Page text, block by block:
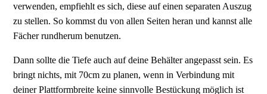
verwenden, empfiehlt es sich, diese auf einen separaten Auszug
zu stellen. So kommst du von allen Seiten heran und kannst alle
Fächer rundherum benutzen.
Dann sollte die Tiefe auch auf deine Behälter angepasst sein. Es
bringt nichts, mit 70cm zu planen, wenn in Verbindung mit
deiner Plattformbreite keine sinnvolle Bestückung möglich ist